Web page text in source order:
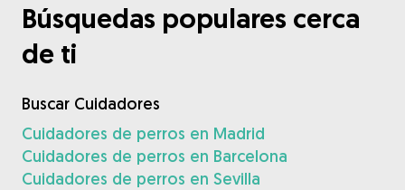
Búsquedas populares cerca
de ti
Buscar Cuidadores
Cuidadores de perros en Madrid
Cuidadores de perros en Barcelona
Cuidadores de perros en Sevilla